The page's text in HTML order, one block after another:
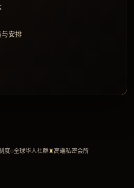
安排
度◌全球华人社群♜高端私密会所